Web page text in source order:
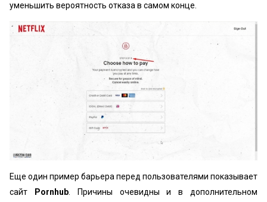
уменьшить вероятность отказа в самом конце.
Еще один пример барьера перед пользователями показывает
сайт
Pornhub. Причины очевидны и в дополнительном